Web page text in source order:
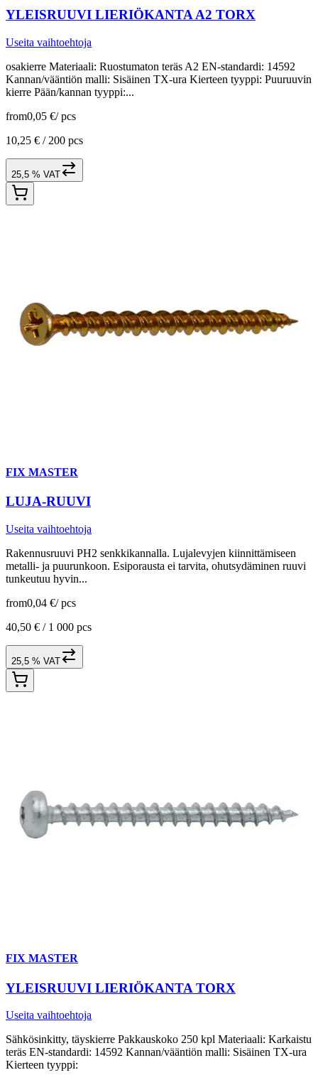
YLEISRUUVI LIERIÖKANTA A2 TORX
Useita vaihtoehtoja
osakierre Materiaali: Ruostumaton teräs A2 EN-standardi: 14592
Kannan/vääntiön malli: Sisäinen TX-ura Kierteen tyyppi: Puuruuvin
kierre Pään/kannan tyyppi:...
from0,05 €/ pcs
10,25 € / 200 pcs
25,5 % VAT
FIX MASTER
LUJA-RUUVI
Useita vaihtoehtoja
Rakennusruuvi PH2 senkkikannalla. Lujalevyjen kiinnittämiseen
metalli- ja puurunkoon. Esiporausta ei tarvita, ohutsydäminen ruuvi
tunkeutuu hyvin...
from0,04 €/ pcs
40,50 € / 1 000 pcs
25,5 % VAT
FIX MASTER
YLEISRUUVI LIERIÖKANTA TORX
Useita vaihtoehtoja
Sähkösinkitty, täyskierre Pakkauskoko 250 kpl Materiaali: Karkaistu
teräs EN-standardi: 14592 Kannan/vääntiön malli: Sisäinen TX-ura
Kierteen tyyppi: